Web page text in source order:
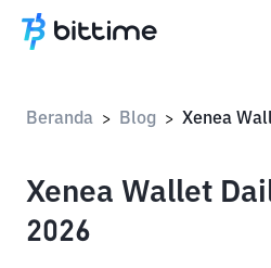
Beranda > Blog > Xenea
Xenea Wallet
2026